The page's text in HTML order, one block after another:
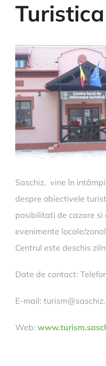
Turistica
Saschiz, vine în
despre obiectivele
posibilitati de cazare
evenimente locale/
Centrul este deschis
Date de contact:
E-mail:
Web: